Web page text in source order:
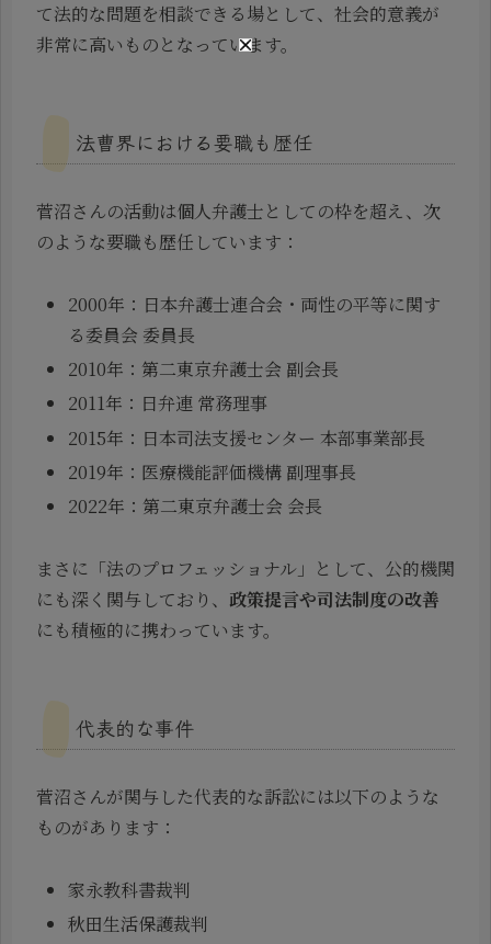
て法的な問題を相談できる場として、社会的意義が
非常に高いものとなっています。
法曹界における要職も歴任
菅沼さんの活動は個人弁護士としての枠を超え、次
のような要職も歴任しています：
2000年：日本弁護士連合会・両性の平等に関す
る委員会 委員長
2010年：第二東京弁護士会 副会長
2011年：日弁連 常務理事
2015年：日本司法支援センター 本部事業部長
2019年：医療機能評価機構 副理事長
2022年：第二東京弁護士会 会長
まさに「法のプロフェッショナル」として、公的機関
にも深く関与しており、 政策提言や司法制度の改善
にも積極的に携わっています。
代表的な事件
菅沼さんが関与した代表的な訴訟には以下のような
ものがあります：
家永教科書裁判
秋田生活保護裁判